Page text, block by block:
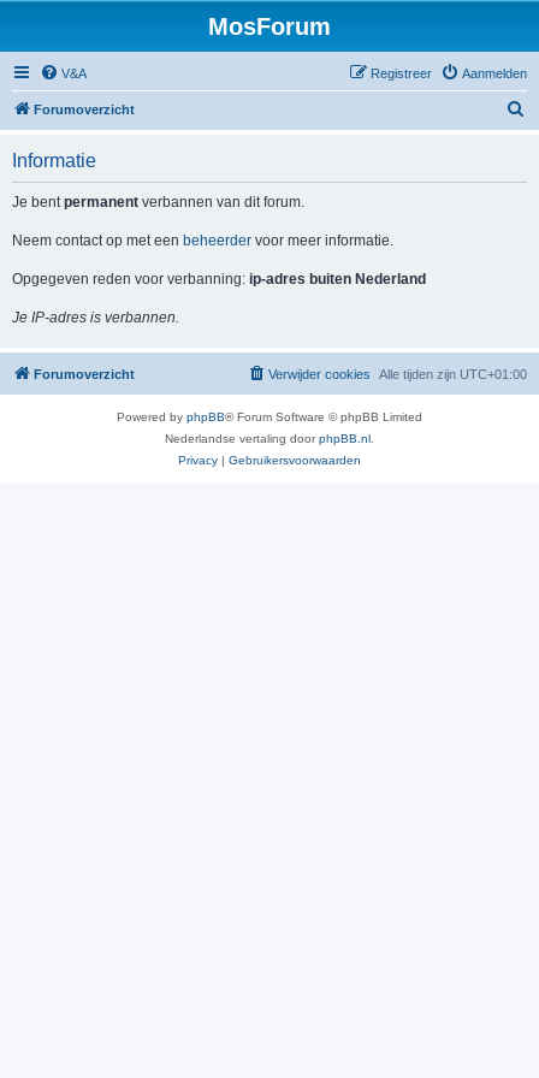
MosForum
V&A Aanmelden
Registreer
Forumoverzicht
Informatie
Je bentpermanent verbannen van dit forum.
Neem contact op met een beheerder voor meer informatie.
Opgegeven reden voor verbanning: ip-adres buiten Nederland
Je IP-adres is verbannen.
Forumoverzicht Alle tijden zijn UTC+01:00
Verwijder cookies
Powered by phpBB® Forum Software © phpBB Limited
Nederlandse vertaling doorphpBB.nl
Privacy | Gebruikersvoorwaarden